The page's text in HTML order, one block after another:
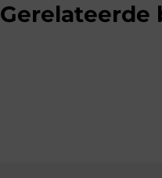
Gerelateerde